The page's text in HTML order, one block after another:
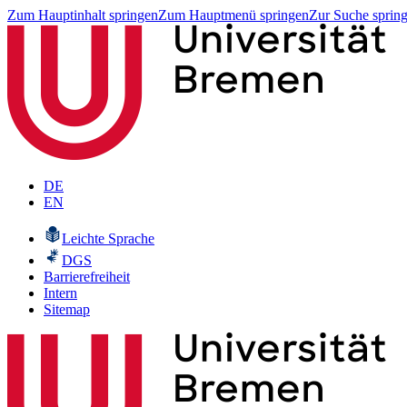
Zum Hauptinhalt springenZum Hauptmenü springenZur Suche
DE
EN
Leichte Sprache
DGS
Barrierefreiheit
Intern
Sitemap